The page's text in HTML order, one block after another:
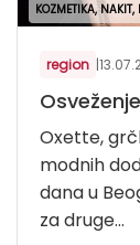
KOZMETIKA, NAKIT,
region |
Oxette,
modnih
dana u
za druge...